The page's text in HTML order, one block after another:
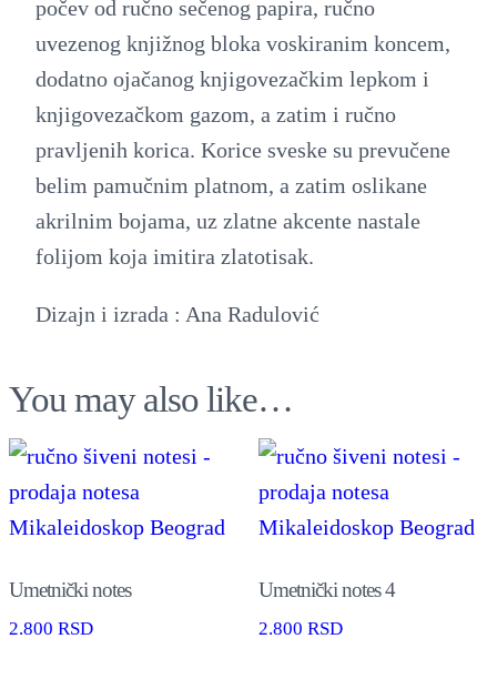
počev od ručno sečenog papira, ručno
uvezenog knjižnog bloka voskiranim koncem,
dodatno ojačanog knjigovezačkim lepkom i
knjigovezačkom gazom, a zatim i ručno
pravljenih korica. Korice sveske su prevučene
belim pamučnim platnom, a zatim oslikane
akrilnim bojama, uz zlatne akcente nastale
folijom koja imitira zlatotisak.
Dizajn i izrada : Ana Radulović
You may also like…
Umetnički notes
2.800 RSD
Umetnički notes 4
2.800 RSD